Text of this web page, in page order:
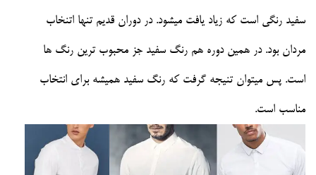
سفید رنگی است که زیاد یافت میشود. در دوران قدیم تنها اتنخاب
مردان بود. در همین دوره هم رنگ سفید جز محبوب ترین رنگ ها
است. پس میتوان تنیجه گرفت که رنگ سفید همیشه برای انتخاب
مناسب است.